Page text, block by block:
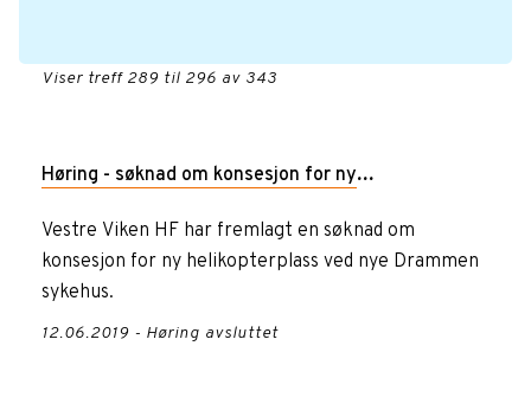
Viser treff 289 til 296 av 343
Høring - søknad om konsesjon for ny
helikopterlandingsplass, Drammen sykehus
Vestre Viken HF har fremlagt en søknad om
konsesjon for ny helikopterplass ved nye Drammen
sykehus.
12.06.2019 - Høring avsluttet